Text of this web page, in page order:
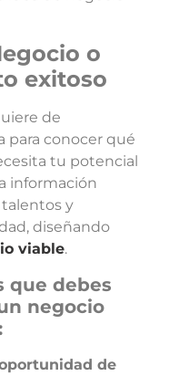
o
exitoso
de
para conocer qué
tu potencial
información
y
diseñando
viable.
que debes
negocio
de